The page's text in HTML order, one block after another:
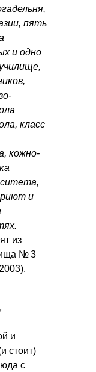
пять
и одно
класс
кожно-
и
из
№ 3
и
стоит)
с